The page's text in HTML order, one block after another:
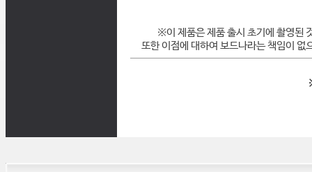
※이 제품은 제품 출시 초기에 촬영된
또한 이점에 대하여 보드나라는 책임이 없